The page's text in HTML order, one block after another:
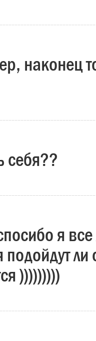
наконец
себя??
я
ли
)))))))))